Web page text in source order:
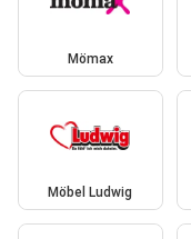
Mömax
Möbel Ludwig